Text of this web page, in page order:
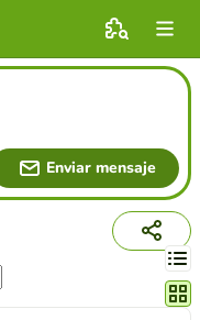
Enviar mensaje